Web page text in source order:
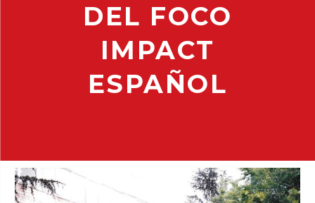
DEL FOCO
IMPACT
ESPAÑOL